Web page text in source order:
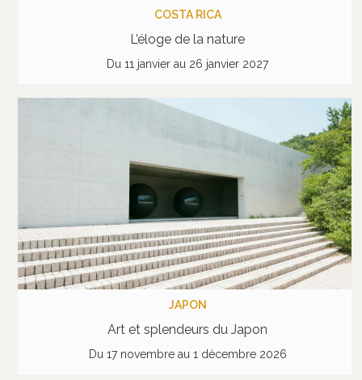
COSTA RICA
L’éloge de la nature
Du 11 janvier au 26 janvier 2027
JAPON
Art et splendeurs du Japon
Du 17 novembre au 1 décembre 2026